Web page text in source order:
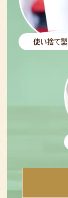
使い捨て